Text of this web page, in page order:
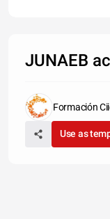
JUNAEB
Formación
Use as